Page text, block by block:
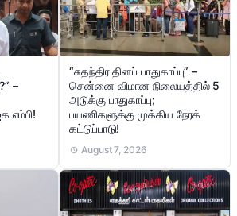
–
எம்பி!
“சுதந்திர தினப் பாதுகாப்பு” –
சென்னை விமான நிலையத்தில் 5
அடுக்கு பாதுகாப்பு;
பயணிகளுக்கு முக்கிய நேரக்
கட்டுப்பாடு!
August 7, 2026